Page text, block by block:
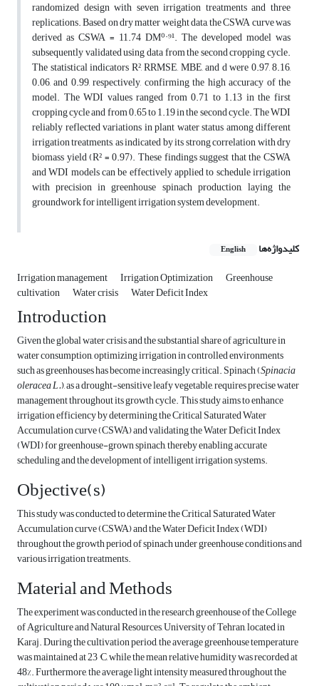
randomized design with seven irrigation treatments and three
replications. Based on dry matter weight data, the CSWA curve was
derived as CSWA = 11.74 DM⁰·⁹¹. The developed model was
subsequently validated using data from the second cropping cycle.
The statistical indicators R², RRMSE, MBE, and d were 0.97, 8.16,
0.06, and 0.99, respectively, confirming the high accuracy of the
model. The WDI values ranged from 0.71 to 1.13 in the first
cropping cycle and from 0.65 to 1.19 in the second cycle. The WDI
reliably reflected variations in plant water status among different
irrigation treatments, as indicated by its strong correlation with dry
biomass yield (R² = 0.97). These findings suggest that the CSWA
and WDI models can be effectively applied to schedule irrigation
with precision in greenhouse spinach production, laying the
groundwork for intelligent irrigation system development.
کلیدواژه‌ها English
Irrigation management Irrigation Optimization Greenhouse
cultivation Water crisis Water Deficit Index
Introduction
Given the global water crisis and the substantial share of agriculture in
water consumption, optimizing irrigation in controlled environments
such as greenhouses has become increasingly critical. Spinach (Spinacia
oleracea L.), as a drought-sensitive leafy vegetable, requires precise water
management throughout its growth cycle. This study aims to enhance
irrigation efficiency by determining the Critical Saturated Water
Accumulation curve (CSWA) and validating the Water Deficit Index
(WDI) for greenhouse-grown spinach, thereby enabling accurate
scheduling and the development of intelligent irrigation systems.
Objective(s)
This study was conducted to determine the Critical Saturated Water
Accumulation curve (CSWA) and the Water Deficit Index (WDI)
throughout the growth period of spinach under greenhouse conditions and
various irrigation treatments.
Material and Methods
The experiment was conducted in the research greenhouse of the College
of Agriculture and Natural Resources, University of Tehran, located in
Karaj. During the cultivation period, the average greenhouse temperature
was maintained at 23 °C, while the mean relative humidity was recorded at
48%. Furthermore, the average light intensity measured throughout the